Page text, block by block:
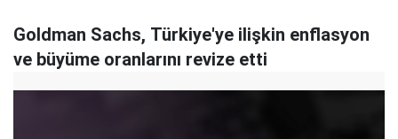
Goldman Sachs, Türkiye'ye ilişkin enflasyon
ve büyüme oranlarını revize etti